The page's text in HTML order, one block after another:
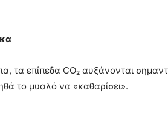
τα επίπεδα CO₂ αυξάνονται
το μυαλό να «καθαρίσει».